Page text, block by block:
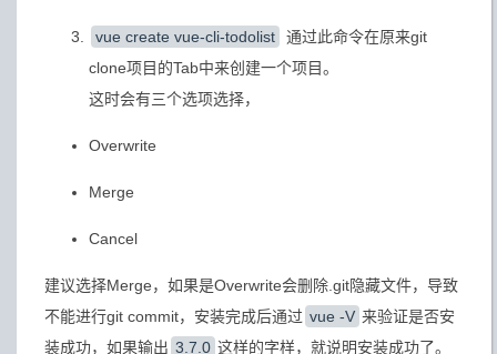
vue create vue-cli-todolist
通过此命令在原来git
clone项目的Tab中来创建一个项目。
这时会有三个选项选择，
Overwrite
Merge
Cancel
建议选择Merge，如果是Overwrite会删除.git隐藏文件，导致
不能进行git commit，安装完成后通过 vue -V 来验证是否安
装成功，如果输出 3.7.0 这样的字样，就说明安装成功了。